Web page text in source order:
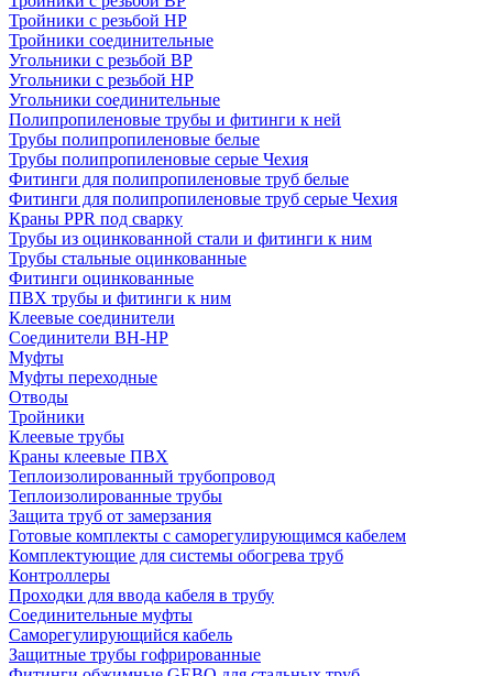
Тройники с резьбой НР
Тройники соединительные
Угольники с резьбой ВР
Угольники с резьбой НР
Угольники соединительные
Полипропиленовые трубы и фитинги к ней
Трубы полипропиленовые белые
Трубы полипропиленовые серые Чехия
Фитинги для полипропиленовые труб белые
Фитинги для полипропиленовые труб серые Чехия
Краны PPR под сварку
Трубы из оцинкованной стали и фитинги к ним
Трубы стальные оцинкованные
Фитинги оцинкованные
ПВХ трубы и фитинги к ним
Клеевые соединители
Соединители ВН-НР
Муфты
Муфты переходные
Отводы
Тройники
Клеевые трубы
Краны клеевые ПВХ
Теплоизолированный трубопровод
Теплоизолированные трубы
Защита труб от замерзания
Готовые комплекты с саморегулирующимся кабелем
Комплектующие для системы обогрева труб
Контроллеры
Проходки для ввода кабеля в трубу
Соединительные муфты
Саморегулирующийся кабель
Защитные трубы гофрированные